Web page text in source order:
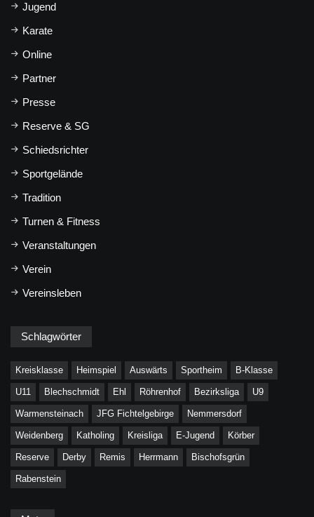
Jugend
Karate
Online
Partner
Presse
Reserve & SG
Schiedsrichter
Sportgelände
Tradition
Turnen & Fitness
Veranstaltungen
Verein
Vereinsleben
Schlagwörter
Kreisklasse Heimspiel Auswärts Sportheim B-Klasse
U11 Blechschmidt Ehl Röhrenhof Bezirksliga U9
Warmensteinach JFG Fichtelgebirge Nemmersdorf
Weidenberg Katholing Kreisliga E-Jugend Körber
Reserve Derby Remis Herrmann Bischofsgrün
Rabenstein